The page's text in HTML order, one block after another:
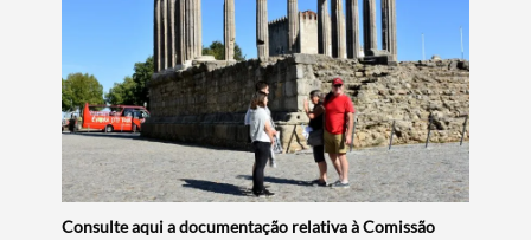
Consulte aqui a documentação relativa à Comissão